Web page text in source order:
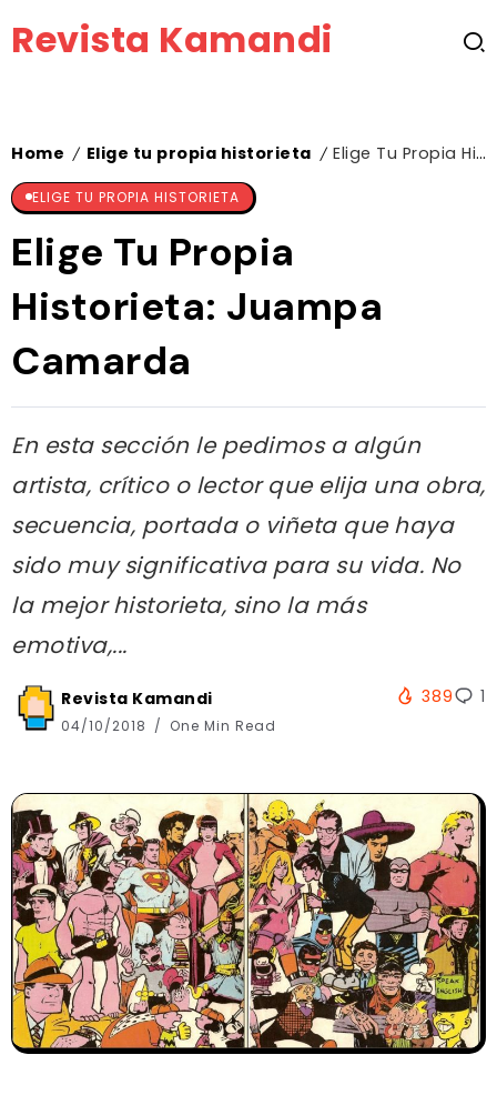
Revista Kamandi
Home / Elige tu propia historieta / Elige Tu Propia Historieta: Juampa Camarda
ELIGE TU PROPIA HISTORIETA
Elige Tu Propia
Historieta: Juampa
Camarda
En esta sección le pedimos a algún
artista, crítico o lector que elija una obra,
secuencia, portada o viñeta que haya
sido muy significativa para su vida. No
la mejor historieta, sino la más
emotiva,...
Revista Kamandi
04/10/2018 One Min Read
389 1